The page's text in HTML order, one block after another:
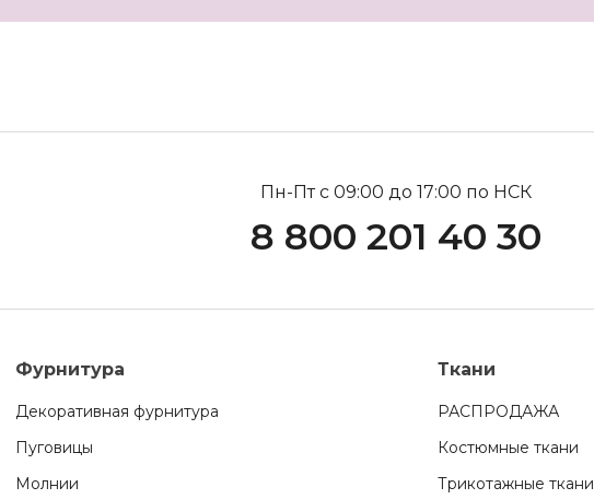
Пн-Пт с 09:00 до 17:00 по НСК
8 800 201 40 30
Фурнитура
Декоративная фурнитура
Пуговицы
Молнии
Ткани
РАСПРОДАЖА
Костюмные ткани
Трикотажные ткани